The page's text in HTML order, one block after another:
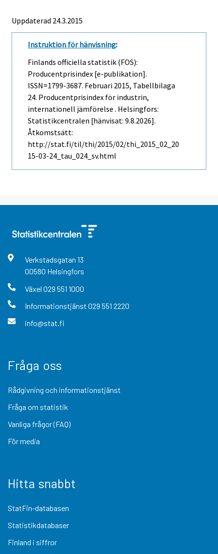
Uppdaterad 24.3.2015
Instruktion för hänvisning:
Finlands officiella statistik (FOS):
Producentprisindex [e-publikation].
ISSN=1799-3687. Februari 2015, Tabellbilaga
24. Producentprisindex för industrin,
internationell jämförelse . Helsingfors:
Statistikcentralen [hänvisat: 9.8.2026].
Åtkomstsätt:
http://stat.fi/til/thi/2015/02/thi_2015_02_20
15-03-24_tau_024_sv.html
Verkstadsgatan 13
00580 Helsingfors
Växel 029 551 1000
Informationstjänst 029 551 2220
info@stat.fi
Fråga oss
Rådgivning och informationstjänst
Fråga om statistik
Vanliga frågor (FAQ)
För media
Hitta snabbt
StatFin-databasen
Statistikdatabaser
Finland i siffror